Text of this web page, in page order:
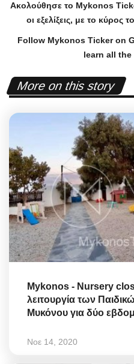
Ακολούθησε το Mykonos
οι εξελίξεις, με το κύρος
Follow Mykonos Ticker on
learn all
More on this story
Mykonos - Nursery
λειτουργία των
Μυκόνου για δύο
Νοε 14, 2020